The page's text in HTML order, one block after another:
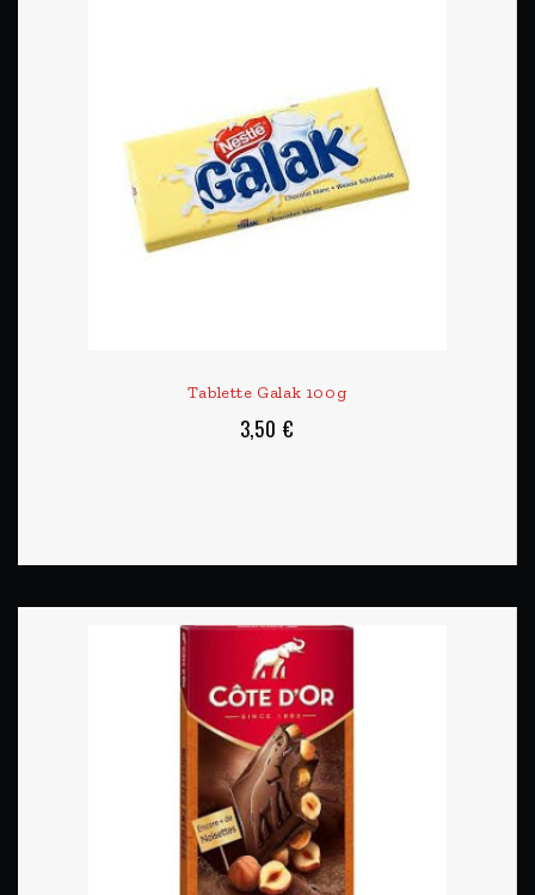
Tablette Galak 100g
3,50 €